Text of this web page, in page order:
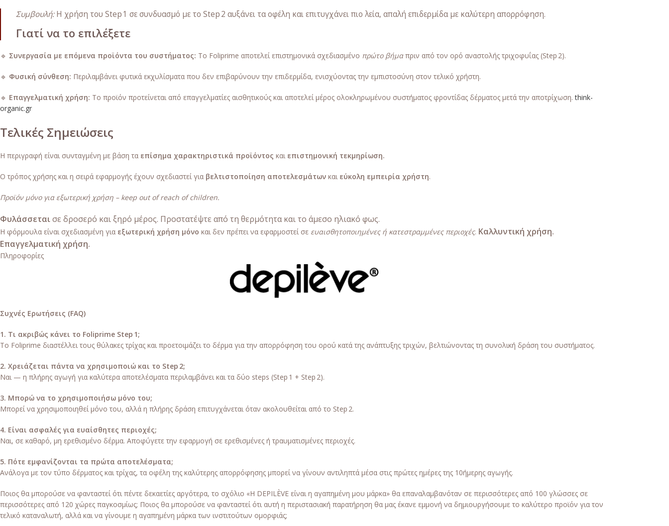
Συμβουλή:Η χρήση του Step 1 σε συνδυασμό με το Step 2 αυξάνει τα οφέλη και επιτυγχάνει πιο λεία, απαλή επιδερμίδα με καλύτερη απορρόφηση.
Γιατί να το επιλέξετε
🔹 Συνεργασία με επόμενα προϊόντα του συστήματος: Το Foliprime αποτελεί επιστημονικά σχεδιασμένο πρώτο βήμαπριν από τον ορό αναστολής τριχοφυΐας (Step 2).
🔹 Φυσική σύνθεση: Περιλαμβάνει φυτικά εκχυλίσματα που δεν επιβαρύνουν την επιδερμίδα, ενισχύοντας την εμπιστοσύνη στον τελικό χρήστη.
🔹 Επαγγελματική χρήση: Το προϊόν προτείνεται από επαγγελματίες αισθητικούς και αποτελεί μέρος ολοκληρωμένου συστήματος φροντίδας δέρματος μετά την αποτρίχωση.think-
organic.gr
Τελικές Σημειώσεις
Η περιγραφή είναι συνταγμένη με βάση τα επίσημα χαρακτηριστικά προϊόντος και επιστημονική τεκμηρίωση.
Ο τρόπος χρήσης και η σειρά εφαρμογής έχουν σχεδιαστεί για βελτιστοποίηση αποτελεσμάτων και εύκολη εμπειρία χρήστη.
Προϊόν μόνο για εξωτερική χρήση – keep out of reach of children.
Φυλάσσεταισε δροσερό και ξηρό μέρος. Προστατέψτε από τη θερμότητα και το άμεσο ηλιακό φως.
Η φόρμουλα είναι σχεδιασμένη για εξωτερική χρήση μόνο και δεν πρέπει να εφαρμοστεί σε ευαισθητοποιημένες ή κατεστραμμένες περιοχές. Καλλυντική χρήση.
Επαγγελματική χρήση.
Πληροφορίες
Συχνές Ερωτήσεις (FAQ)
1. Τι ακριβώς κάνει το Foliprime Step 1;
Το Foliprime διαστέλλει τους θύλακες τρίχας και προετοιμάζει το δέρμα για την απορρόφηση του ορού κατά της ανάπτυξης τριχών, βελτιώνοντας τη συνολική δράση του συστήματος.
2. Χρειάζεται πάντα να χρησιμοποιώ και το Step 2;
Ναι — η πλήρης αγωγή για καλύτερα αποτελέσματα περιλαμβάνει και τα δύο steps (Step 1 + Step 2).
3. Μπορώ να το χρησιμοποιήσω μόνο του;
Μπορεί να χρησιμοποιηθεί μόνο του, αλλά η πλήρης δράση επιτυγχάνεται όταν ακολουθείται από το Step 2.
4. Είναι ασφαλές για ευαίσθητες περιοχές;
Ναι, σε καθαρό, μη ερεθισμένο δέρμα. Αποφύγετε την εφαρμογή σε ερεθισμένες ή τραυματισμένες περιοχές.
5. Πότε εμφανίζονται τα πρώτα αποτελέσματα;
Ανάλογα με τον τύπο δέρματος και τρίχας, τα οφέλη της καλύτερης απορρόφησης μπορεί να γίνουν αντιληπτά μέσα στις πρώτες ημέρες της 10ήμερης αγωγής.
Ποιος θα μπορούσε να φανταστεί ότι πέντε δεκαετίες αργότερα, το σχόλιο «Η DEPILÈVE είναι η αγαπημένη μου μάρκα» θα επαναλαμβανόταν σε περισσότερες από 100 γλώσσες σε
περισσότερες από 120 χώρες παγκοσμίως; Ποιος θα μπορούσε να φανταστεί ότι αυτή η περιστασιακή παρατήρηση θα μας έκανε εμμονή να δημιουργήσουμε το καλύτερο προϊόν για τον
τελικό καταναλωτή, αλλά και να γίνουμε η αγαπημένη μάρκα των ινστιτούτων ομορφιάς;